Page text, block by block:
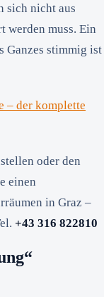
sich nicht aus
werden muss. Ein
Ganzes stimmig ist
– der komplette
oder den
einen
in Graz –
+43 316 822810